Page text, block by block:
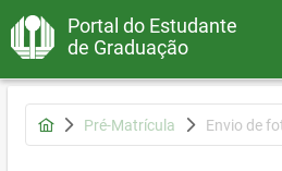
Portal do Estudante
de Graduação
Pré-Matrícula Envio de